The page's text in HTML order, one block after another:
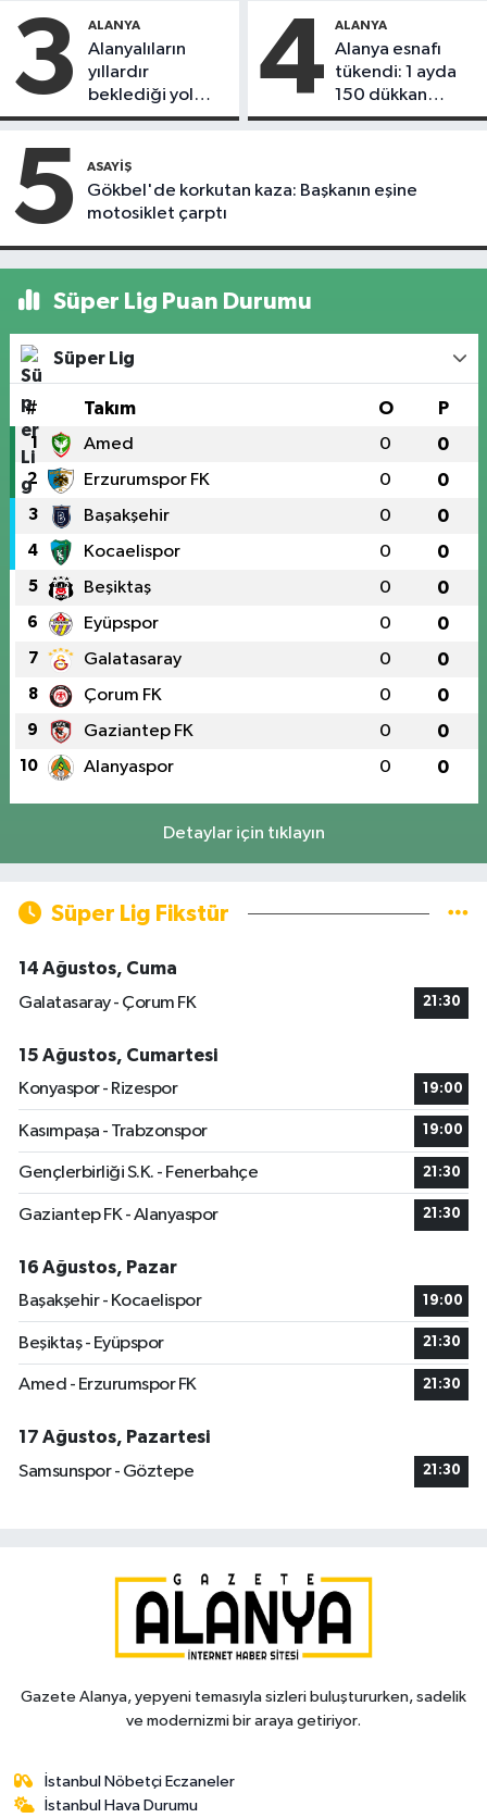
3 ALANYA
Alanyalıların
yıllardır
beklediği yol
askıdan döndü
4 ALANYA
Alanya esnafı
tükendi: 1 ayda
150 dükkan
kapandı
5 ASAYIŞ
Gökbel'de korkutan kaza: Başkanın eşine
motosiklet çarptı
Süper Lig Puan Durumu
Süper Lig
# Takım O P
1 Amed 0 0
2 Erzurumspor FK 0 0
3 Başakşehir 0 0
4 Kocaelispor 0 0
5 Beşiktaş 0 0
6 Eyüpspor 0 0
7 Galatasaray 0 0
8 Çorum FK 0 0
9 Gaziantep FK 0 0
10 Alanyaspor 0 0
Detaylar için tıklayın
Süper Lig Fikstür
14 Ağustos, Cuma
Galatasaray - Çorum FK
21:30
15 Ağustos, Cumartesi
Konyaspor - Rizespor
19:00
Kasımpaşa - Trabzonspor 19:00
Gençlerbirliği S.K. - Fenerbahçe 21:30
Gaziantep FK - Alanyaspor 21:30
16 Ağustos, Pazar
Başakşehir - Kocaelispor
19:00
Beşiktaş - Eyüpspor 21:30
Amed - Erzurumspor FK 21:30
17 Ağustos, Pazartesi
Samsunspor - Göztepe
21:30
Gazete Alanya, yepyeni temasıyla sizleri buluştururken, sadelik
ve modernizmi bir araya getiriyor.
İstanbul Nöbetçi Eczaneler
İstanbul Hava Durumu